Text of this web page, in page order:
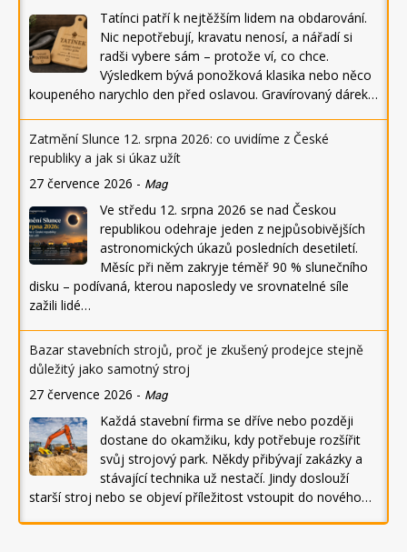
Tatínci patří k nejtěžším lidem na obdarování.
Nic nepotřebují, kravatu nenosí, a nářadí si
radši vybere sám – protože ví, co chce.
Výsledkem bývá ponožková klasika nebo něco
koupeného narychlo den před oslavou. Gravírovaný dárek…
Zatmění Slunce 12. srpna 2026: co uvidíme z České
republiky a jak si úkaz užít
27 července 2026 - Mag
Ve středu 12. srpna 2026 se nad Českou
republikou odehraje jeden z nejpůsobivějších
astronomických úkazů posledních desetiletí.
Měsíc při něm zakryje téměř 90 % slunečního
disku – podívaná, kterou naposledy ve srovnatelné síle
zažili lidé…
Bazar stavebních strojů, proč je zkušený prodejce stejně
důležitý jako samotný stroj
27 července 2026 - Mag
Každá stavební firma se dříve nebo později
dostane do okamžiku, kdy potřebuje rozšířit
svůj strojový park. Někdy přibývají zakázky a
stávající technika už nestačí. Jindy doslouží
starší stroj nebo se objeví příležitost vstoupit do nového…